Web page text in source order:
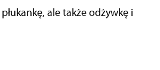
ale także odżywkę i